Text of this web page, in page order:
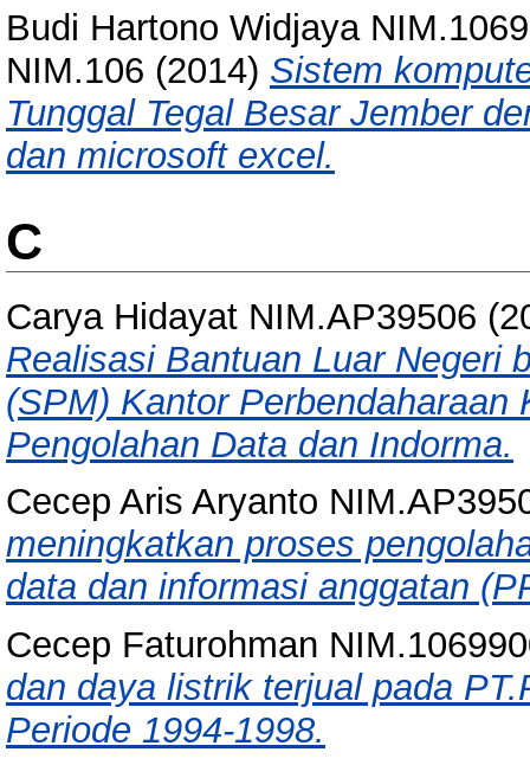
Budi Hartono Widjaya
NIM.106 (2014) Sistem
Tunggal Tegal Besar Jember
dan microsoft excel.
C
Carya Hidayat NIM.AP39506
Realisasi Bantuan Luar Negeri
(SPM) Kantor
Pengolahan Data dan Indorma.
Cecep Aris Aryanto
meningkatkan proses
data dan informasi anggatan
Cecep Faturohman
dan daya listrik terjual pada
Periode 1994-1998.